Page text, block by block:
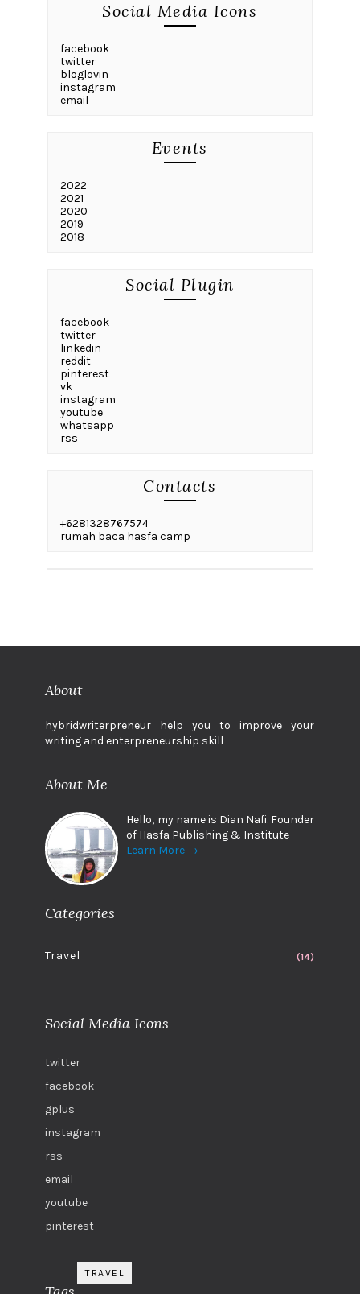
Social Media Icons
facebook
twitter
bloglovin
instagram
email
Events
2022
2021
2020
2019
2018
Social Plugin
facebook
twitter
linkedin
reddit
pinterest
vk
instagram
youtube
whatsapp
rss
Contacts
+6281328767574
rumah baca hasfa camp
About
hybridwriterpreneur help you to improve your
writing and enterpreneurship skill
About Me
Hello, my name is Dian Nafi. Founder
of Hasfa Publishing & Institute
Learn More →
Categories
Travel (14)
Social Media Icons
twitter
facebook
gplus
instagram
rss
email
youtube
pinterest
TRAVEL